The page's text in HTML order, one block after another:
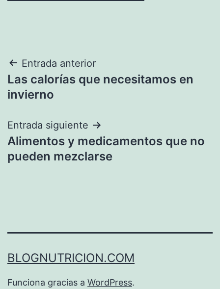
Navegación
de
Entrada anterior
Las calorías que necesitamos en
invierno
Entrada siguiente
Alimentos y medicamentos que no
pueden mezclarse
BLOGNUTRICION.COM
Funciona gracias a WordPress.